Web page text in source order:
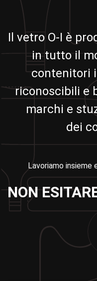
Il vetro O-I è
in tutto il
contenitori
riconoscibili e
marchi e
dei
Lavoriamo
NON